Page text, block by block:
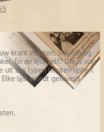
krant inlijsten. Vakkundig
En de lijst zelf? Die is van
uit zes typen houten lijsten:
lijst wordt geleverd